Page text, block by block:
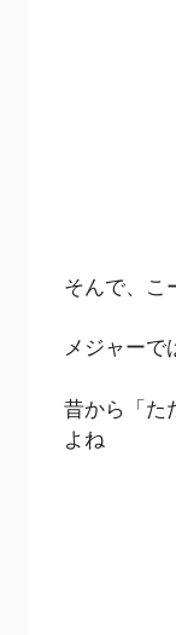
そんで、こ
メジャーで
昔から「た
よね